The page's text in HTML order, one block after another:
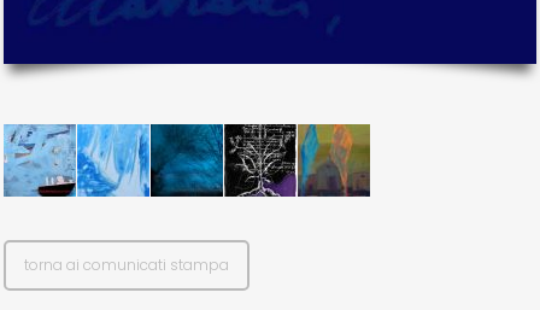
Exibart.service - Exibartlab srl Via Placido Zurla 49b - 00176 Roma
torna ai comunicati stampa